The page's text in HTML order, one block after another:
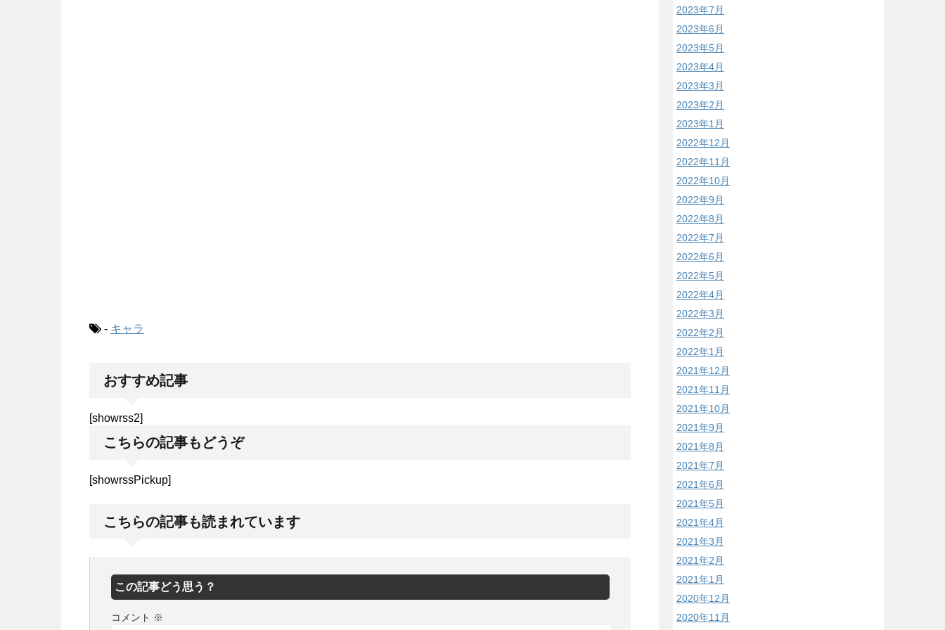
- キャラ
おすすめ記事
[showrss2]
こちらの記事もどうぞ
[showrssPickup]
こちらの記事も読まれています
この記事どう思う？
コメント ※
2023年7月
2023年6月
2023年5月
2023年4月
2023年3月
2023年2月
2023年1月
2022年12月
2022年11月
2022年10月
2022年9月
2022年8月
2022年7月
2022年6月
2022年5月
2022年4月
2022年3月
2022年2月
2022年1月
2021年12月
2021年11月
2021年10月
2021年9月
2021年8月
2021年7月
2021年6月
2021年5月
2021年4月
2021年3月
2021年2月
2021年1月
2020年12月
2020年11月